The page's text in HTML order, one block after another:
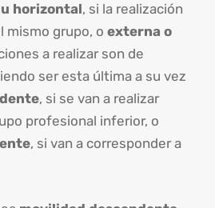
horizontal, si la realización
mismo grupo, o externa o
a realizar son de
ser esta última a su vez
, si se van a realizar
profesional inferior, o
, si van a corresponder a